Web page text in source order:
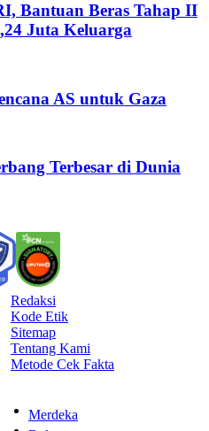
Bantuan Beras Tahap II
Juta Keluarga
AS untuk Gaza
Terbesar di Dunia
Redaksi
Kode Etik
Sitemap
Tentang Kami
Metode Cek Fakta
Merdeka